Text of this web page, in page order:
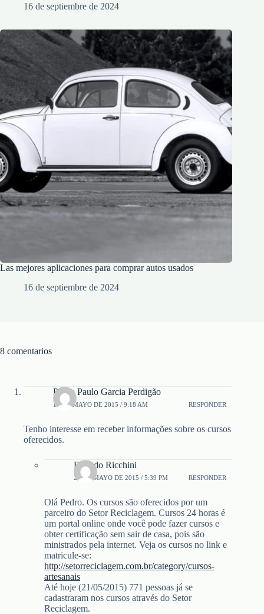
16 de septiembre de 2024
Las mejores aplicaciones para comprar autos usados
16 de septiembre de 2024
8 comentarios
Pedro Paulo Garcia Perdigão
19 DE MAYO DE 2015 / 9:18 AM RESPONDER
Tenho interesse em receber informações sobre os cursos
oferecidos.
Ricardo Ricchini
21 DE MAYO DE 2015 / 5:39 PM RESPONDER
Olá Pedro. Os cursos são oferecidos por um
parceiro do Setor Reciclagem. Cursos 24 horas é
um portal online onde você pode fazer cursos e
obter certificação sem sair de casa, pois são
ministrados pela internet. Veja os cursos no link e
matricule-se:
http://setorreciclagem.com.br/category/cursos-
artesanais
Até hoje (21/05/2015) 771 pessoas já se
cadastraram nos cursos através do Setor
Reciclagem.